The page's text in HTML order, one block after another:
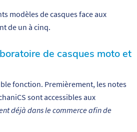
modèles de casques face aux
de un à cinq.
de casques moto et
fonction. Premièrement, les notes
sont accessibles aux
déjà dans le commerce afin de